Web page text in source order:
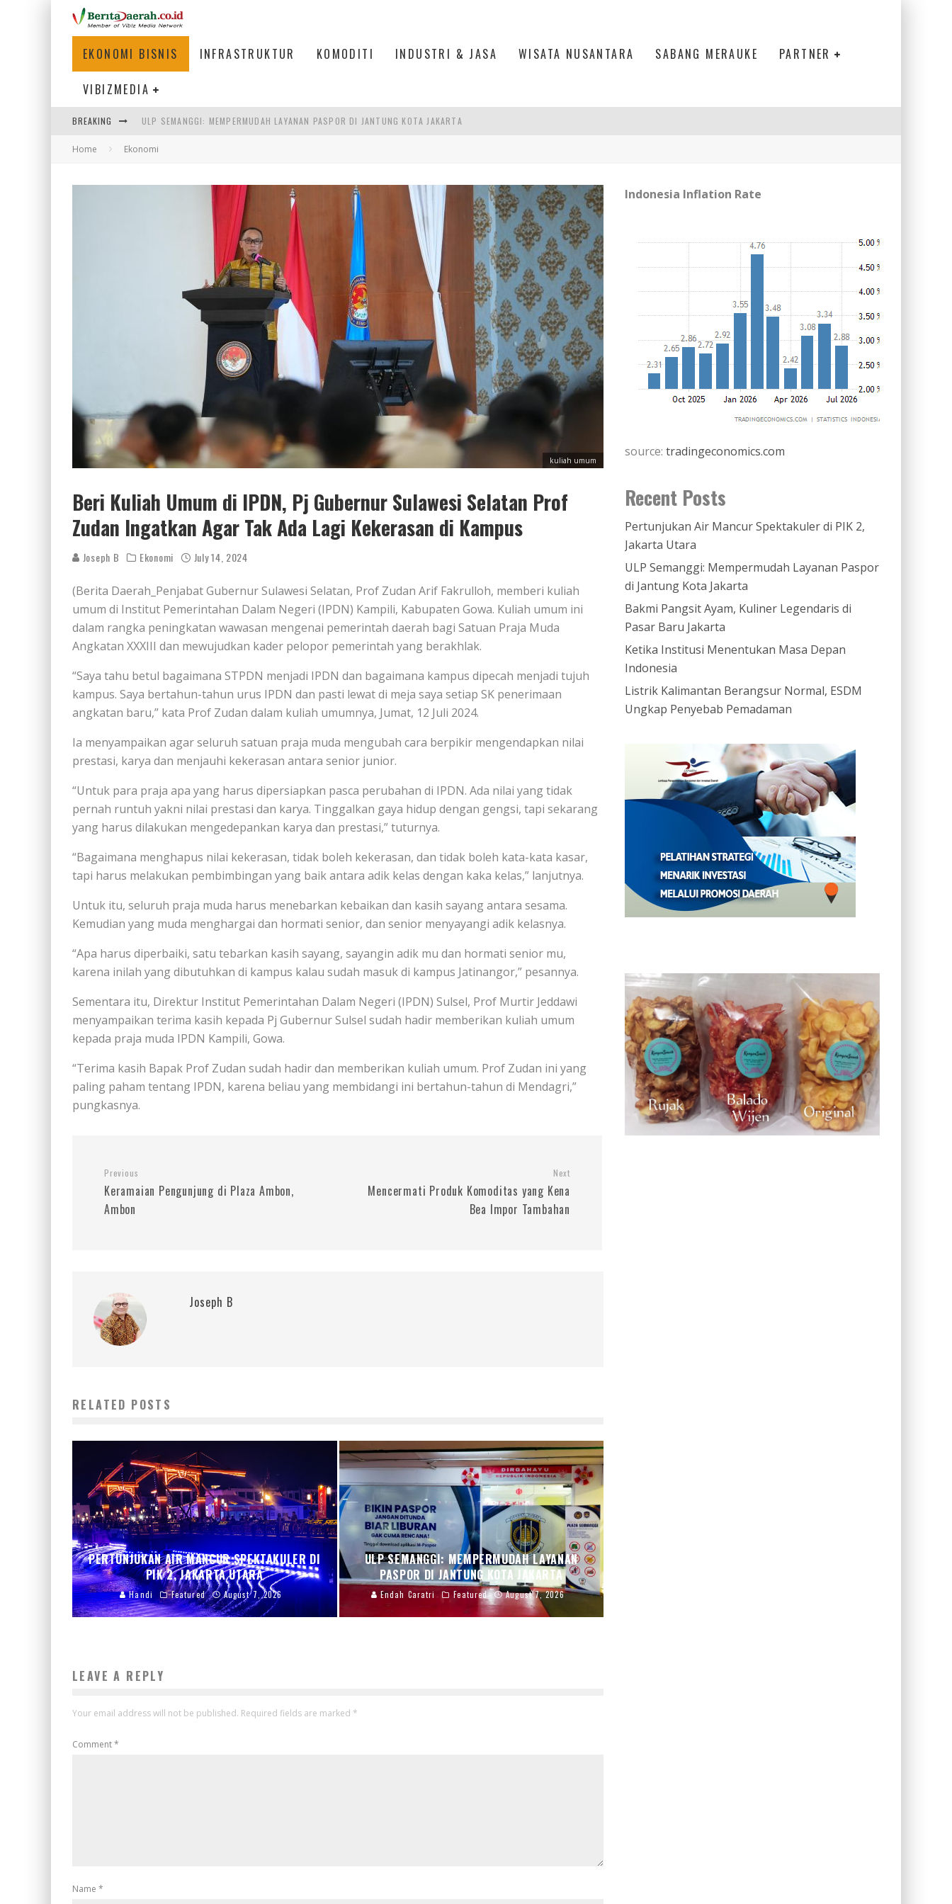
EKONOMI BISNIS INFRASTRUKTUR KOMODITI INDUSTRI & JASA WISATA NUSANTARA SABANG MERAUKE PARTNER
VIBIZMEDIA
BREAKING
ULP SEMANGGI: MEMPERMUDAH LAYANAN PASPOR DI JANTUNG KOTA JAKARTA
BAKMI PANGSIT AYAM, KULINER LEGENDARIS DI PASAR BARU JAKARTA
KETIKA INSTITUSI MENENTUKAN MASA DEPAN INDONESIA
Home Ekonomi
kuliah umum
Beri Kuliah Umum di IPDN, Pj Gubernur Sulawesi Selatan Prof
Zudan Ingatkan Agar Tak Ada Lagi Kekerasan di Kampus
Joseph B Ekonomi July 14, 2024
(Berita Daerah_Penjabat Gubernur Sulawesi Selatan, Prof Zudan Arif Fakrulloh, memberi kuliah
umum di Institut Pemerintahan Dalam Negeri (IPDN) Kampili, Kabupaten Gowa. Kuliah umum ini
dalam rangka peningkatan wawasan mengenai pemerintah daerah bagi Satuan Praja Muda
Angkatan XXXIII dan mewujudkan kader pelopor pemerintah yang berakhlak.
“Saya tahu betul bagaimana STPDN menjadi IPDN dan bagaimana kampus dipecah menjadi tujuh
kampus. Saya bertahun-tahun urus IPDN dan pasti lewat di meja saya setiap SK penerimaan
angkatan baru,” kata Prof Zudan dalam kuliah umumnya, Jumat, 12 Juli 2024.
Ia menyampaikan agar seluruh satuan praja muda mengubah cara berpikir mengendapkan nilai
prestasi, karya dan menjauhi kekerasan antara senior junior.
“Untuk para praja apa yang harus dipersiapkan pasca perubahan di IPDN. Ada nilai yang tidak
pernah runtuh yakni nilai prestasi dan karya. Tinggalkan gaya hidup dengan gengsi, tapi sekarang
yang harus dilakukan mengedepankan karya dan prestasi,” tuturnya.
“Bagaimana menghapus nilai kekerasan, tidak boleh kekerasan, dan tidak boleh kata-kata kasar,
tapi harus melakukan pembimbingan yang baik antara adik kelas dengan kaka kelas,” lanjutnya.
Untuk itu, seluruh praja muda harus menebarkan kebaikan dan kasih sayang antara sesama.
Kemudian yang muda menghargai dan hormati senior, dan senior menyayangi adik kelasnya.
“Apa harus diperbaiki, satu tebarkan kasih sayang, sayangin adik mu dan hormati senior mu,
karena inilah yang dibutuhkan di kampus kalau sudah masuk di kampus Jatinangor,” pesannya.
Sementara itu, Direktur Institut Pemerintahan Dalam Negeri (IPDN) Sulsel, Prof Murtir Jeddawi
menyampaikan terima kasih kepada Pj Gubernur Sulsel sudah hadir memberikan kuliah umum
kepada praja muda IPDN Kampili, Gowa.
“Terima kasih Bapak Prof Zudan sudah hadir dan memberikan kuliah umum. Prof Zudan ini yang
paling paham tentang IPDN, karena beliau yang membidangi ini bertahun-tahun di Mendagri,”
pungkasnya.
Previous
Keramaian Pengunjung di Plaza Ambon,
Ambon
Next
Mencermati Produk Komoditas yang Kena
Bea Impor Tambahan
Joseph B
RELATED POSTS
PERTUNJUKAN AIR MANCUR SPEKTAKULER DI
PIK 2, JAKARTA UTARA
Handi Featured August 7, 2026
ULP SEMANGGI: MEMPERMUDAH LAYANAN
PASPOR DI JANTUNG KOTA JAKARTA
Endah Caratri Featured August 7, 2026
LEAVE A REPLY
Your email address will not be published. Required fields are marked *
Comment*
Name *
Indonesia Inflation Rate
source: tradingeconomics.com
Recent Posts
Pertunjukan Air Mancur Spektakuler di PIK 2,
Jakarta Utara
ULP Semanggi: Mempermudah Layanan Paspor
di Jantung Kota Jakarta
Bakmi Pangsit Ayam, Kuliner Legendaris di
Pasar Baru Jakarta
Ketika Institusi Menentukan Masa Depan
Indonesia
Listrik Kalimantan Berangsur Normal, ESDM
Ungkap Penyebab Pemadaman